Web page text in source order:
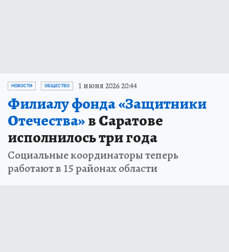
НОВОСТИ ОБЩЕСТВО 1 июня 2026 20:44
Филиалу фонда «Защитники
Отечества»в Саратове
исполнилось три года
Социальные координаторы теперь
работают в 15 районах области